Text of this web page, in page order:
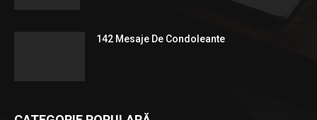
142 Mesaje De Condoleante